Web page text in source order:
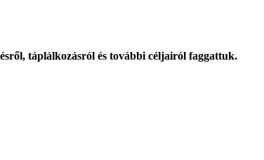
táplálkozásról és további céljairól faggattuk.